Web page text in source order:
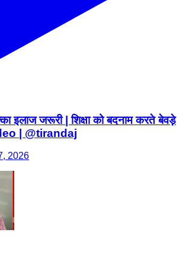
इलाज जरूरी | शिक्षा को बदनाम करते बेवड़े
| @tirandaj
2026